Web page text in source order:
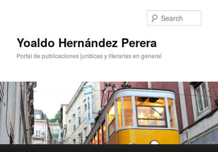
Yoaldo Hernández Perera
Portal de publicaciones jurídicas y literarias en general